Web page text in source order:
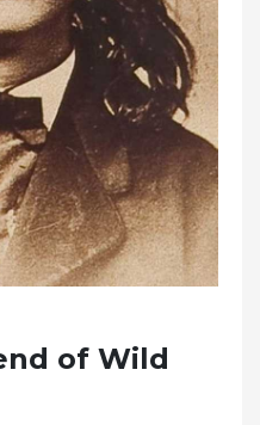
of Wild